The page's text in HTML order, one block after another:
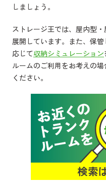
しましょう。
ストレージ王では、屋内型
展開しています。また、保
応じて収納シミュレーション
ルームのご利用をお考えの
ください。